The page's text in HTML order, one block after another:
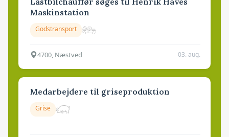
Maskinstation
Godstransport
4700, Næstved 03. aug.
Medarbejdere til griseproduktion
Grise